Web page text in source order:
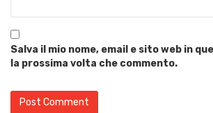
Salva il mio nome, email e sito web in
la prossima volta che commento.